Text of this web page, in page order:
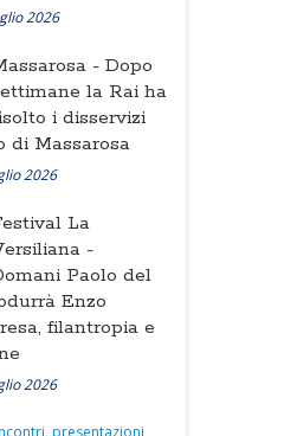
2026
- Dopo
la Rai ha
i disservizi
di Massarosa
2026
La
-
Paolo del
Enzo
filantropia e
2026